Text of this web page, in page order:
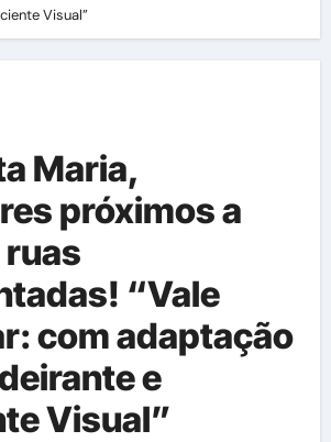
Visual”
Maria,
próximos a
“Vale
com adaptação
e
Visual”